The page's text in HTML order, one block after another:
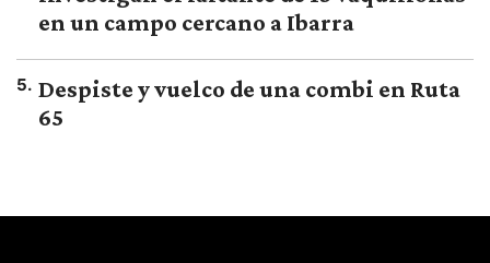
en un campo cercano a Ibarra
5. Despiste y vuelco de una combi en Ruta
65